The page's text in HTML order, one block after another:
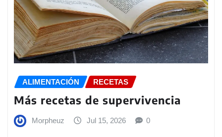
ALIMENTACIÓN RECETAS
Más recetas de supervivencia
Morpheuz Jul 15, 2026 0